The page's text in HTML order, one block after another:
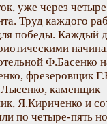
уже через
Труд каждого
победы. Каждый
Ф.Басенко
фрезеровщик
каменщик
Я.Кириченко и
по четыре-пять